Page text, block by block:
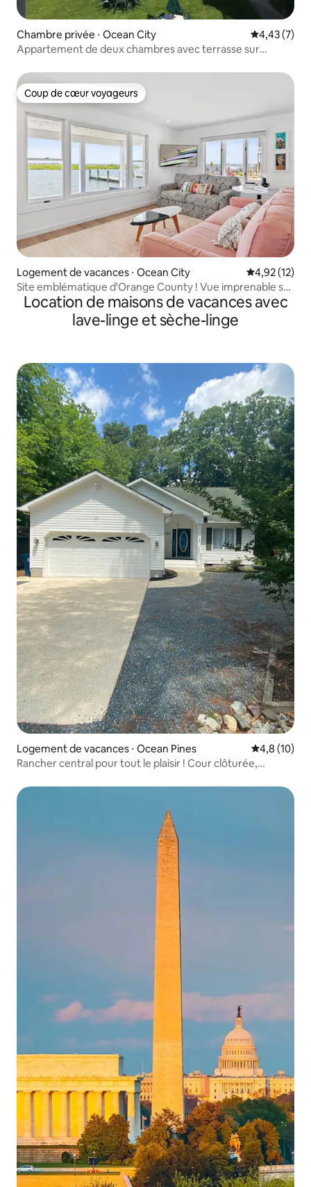
Chambre privée ⋅ Ocean City Évaluation
4,43 (7)
Appartement de deux chambres avec terrasse sur
Coup de cœur voyageurs
Coup de cœur voyageurs
Logement de vacances ⋅ Ocean City Évaluation
4,92 (12)
Site emblématique d'Orange County ! Vue imprenable sur
l'eau et style inégalé
Location de maisons de vacances avec
lave-linge et sèche-linge
Logement de vacances ⋅ Ocean Pines Évaluation
4,8 (10)
Rancher central pour tout le plaisir ! Cour clôturée,